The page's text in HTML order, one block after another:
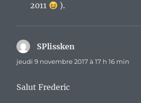
2011
).
SPlissken
jeudi 9 novembre 2017 à 17 h 16 min
Salut Frederic